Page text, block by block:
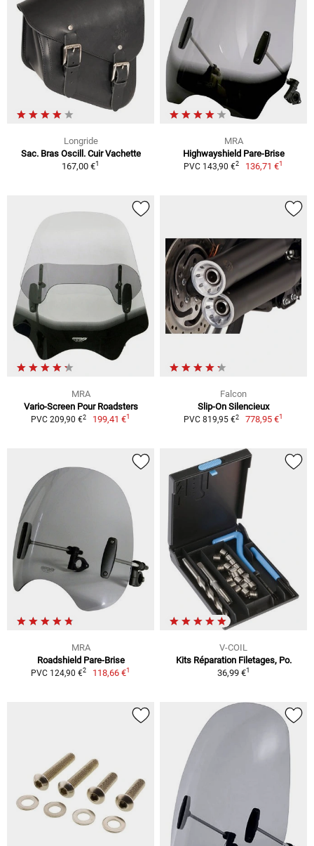
Longride
Sac. Bras Oscill. Cuir Vachette
167,00 €1
MRA
Highwayshield Pare-Brise
PVC 143,90 €2 136,71 €1
MRA
Vario-Screen Pour Roadsters
PVC 209,90 €2 199,41 €1
Falcon
Slip-On Silencieux
PVC 819,95 €2 778,95 €1
MRA
Roadshield Pare-Brise
PVC 124,90 €2 118,66 €1
V-COIL
Kits Réparation Filetages, Po.
36,99 €1